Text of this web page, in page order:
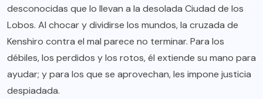
desconocidas que lo llevan a la desolada Ciudad de los
Lobos. Al chocar y dividirse los mundos, la cruzada de
Kenshiro contra el mal parece no terminar. Para los
débiles, los perdidos y los rotos, él extiende su mano para
ayudar; y para los que se aprovechan, les impone justicia
despiadada.